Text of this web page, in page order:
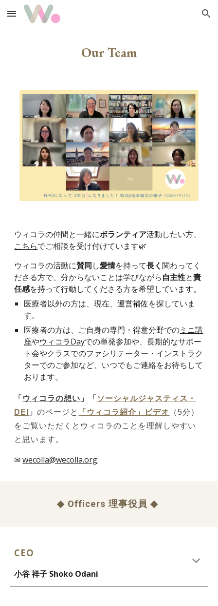
Skip to main content Skip to navigation
Our Team
ウィコラの仲間と一緒にボランティア活動したい方、
こちらでご相談を受け付けています🌿
ウィコラの活動に賛同し愛情を持って長く関わってく
ださる方で、分からないことは学びながら自主性と責
任感を持って行動して くださる方を希望しています。
医療者以外の方は、現在、運営補佐を探していま
す。
医療者の方は、ご自身の専門・得意分野でのミニ講
座やウィコラDayでの単発参加や、長期的なサポー
ト会やクラスでのファシリテーター・インストラク
ターでのご参加など、いつでもご連絡をお待ちして
おります。
「 ウィコラの想い 」 「 ソーシャルジャスティス・
DEI
」のページと 「ウィコラ紹介」ビデオ
（5分）
をご覧いただくとウィコラのことを理解しやすい
と思います。
✉wecolla@wecolla.org
◆ Officers 理事役員 ◆
CEO
小谷 祥子 Shoko Odani